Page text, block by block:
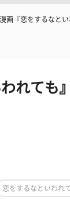
漫画『恋をするなと
れても
恋をするなといわれ